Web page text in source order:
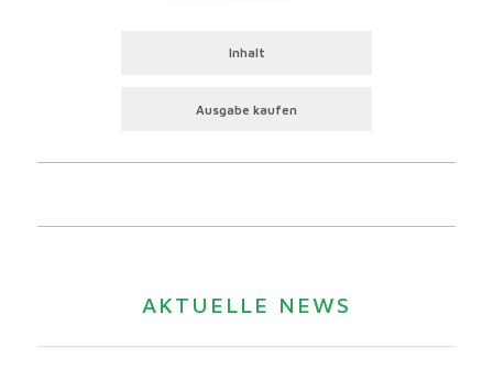
Inhalt
Ausgabe kaufen
AKTUELLE NEWS